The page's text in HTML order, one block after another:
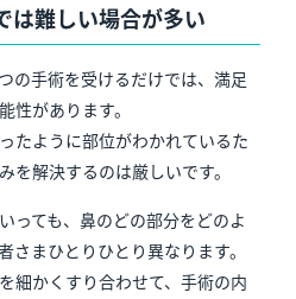
は難しい場合が多い
の手術を受けるだけでは、満足
性があります。
たように部位がわかれているた
を解決するのは厳しいです。
っても、鼻のどの部分をどのよ
さまひとりひとり異なります。
細かくすり合わせて、手術の内